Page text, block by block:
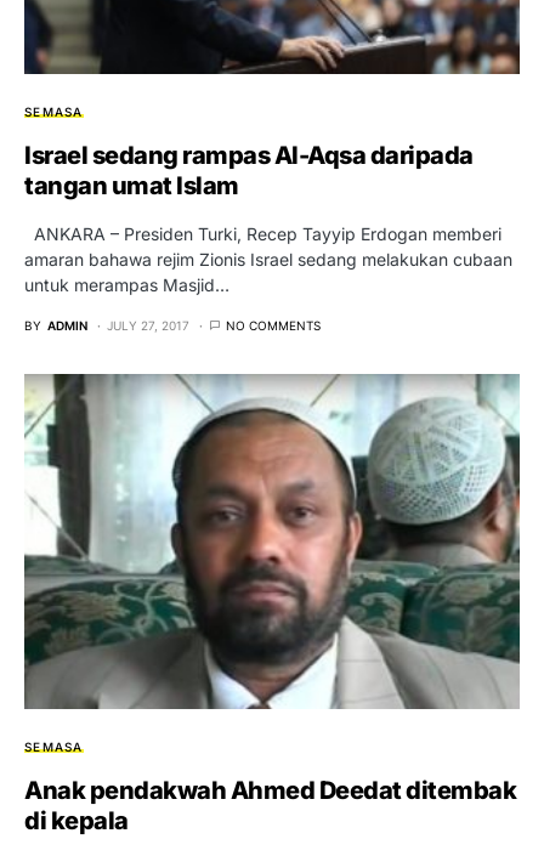
SEMASA
Israel sedang rampas Al-Aqsa daripada
tangan umat Islam
ANKARA – Presiden Turki, Recep Tayyip Erdogan memberi
amaran bahawa rejim Zionis Israel sedang melakukan cubaan
untuk merampas Masjid…
BY ADMIN JULY 27, 2017 NO COMMENTS
SEMASA
Anak pendakwah Ahmed Deedat ditembak
di kepala